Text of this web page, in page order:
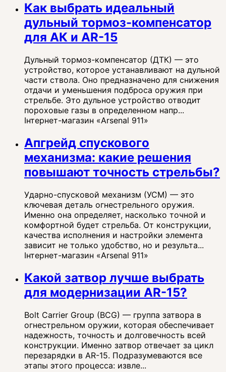
Как выбрать идеальный
дульный тормоз-компенсатор
для АК и AR-15
Дульный тормоз-компенсатор (ДТК) — это
устройство, которое устанавливают на дульной
части ствола. Оно предназначено для снижения
отдачи и уменьшения подброса оружия при
стрельбе. Это дульное устройство отводит
пороховые газы в определенном напр...
Інтернет-магазин «Arsenal 911»
Апгрейд спускового
механизма: какие решения
повышают точность стрельбы?
Ударно-спусковой механизм (УСМ) — это
ключевая деталь огнестрельного оружия.
Именно она определяет, насколько точной и
комфортной будет стрельба. От конструкции,
качества исполнения и настройки элемента
зависит не только удобство, но и результа...
Інтернет-магазин «Arsenal 911»
Какой затвор лучше выбрать
для модернизации AR-15?
Bolt Carrier Group (BCG) — группа затвора в
огнестрельном оружии, которая обеспечивает
надежность, точность и долговечность всей
конструкции. Именно затвор отвечает за цикл
перезарядки в AR-15. Подразумеваются все
этапы этого процесса: извле...